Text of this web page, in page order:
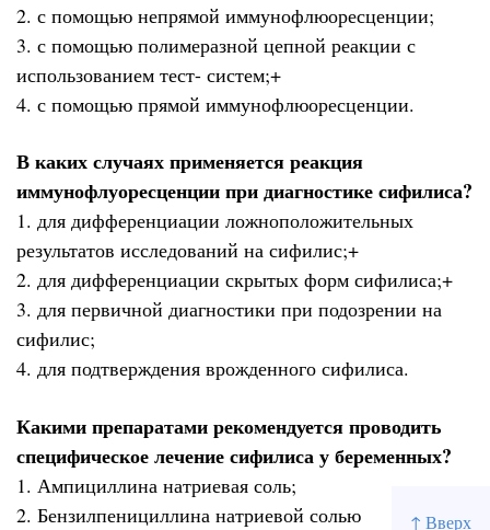
↑ Вверх
2. с помощью непрямой иммунофлюоресценции;
3. с помощью полимеразной цепной реакции с
использованием тест- систем;+
4. с помощью прямой иммунофлюоресценции.
В каких случаях применяется реакция
иммунофлуоресценции при диагностике сифилиса?
1. для дифференциации ложноположительных
результатов исследований на сифилис;+
2. для дифференциации скрытых форм сифилиса;+
3. для первичной диагностики при подозрении на
сифилис;
4. для подтверждения врожденного сифилиса.
Какими препаратами рекомендуется проводить
специфическое лечение сифилиса у беременных?
1. Ампициллина натриевая соль;
2. Бензилпенициллина натриевой солью